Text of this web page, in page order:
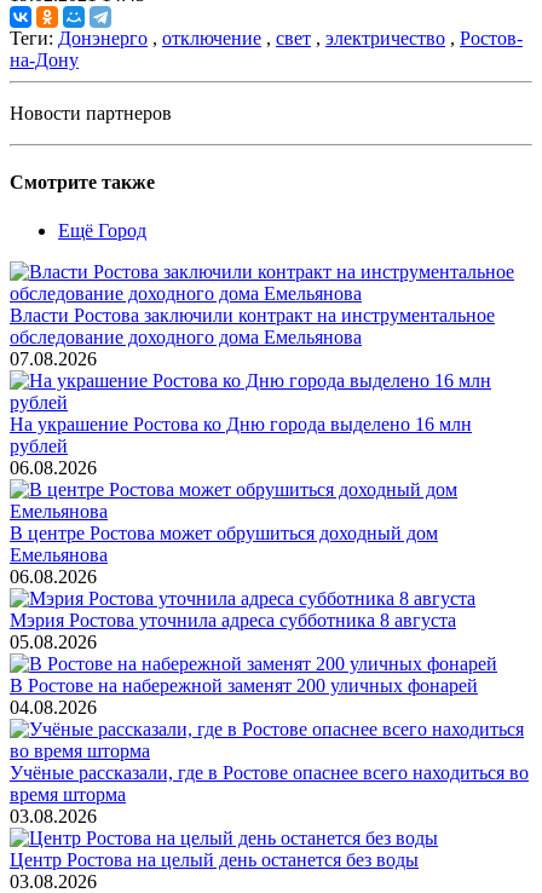
Теги: Донэнерго , отключение , свет , электричество , Ростов-
на-Дону
Новости партнеров
Смотрите также
Ещё Город
Власти Ростова заключили контракт на инструментальное
обследование доходного дома Емельянова
07.08.2026
На украшение Ростова ко Дню города выделено 16 млн
рублей
06.08.2026
В центре Ростова может обрушиться доходный дом
Емельянова
06.08.2026
Мэрия Ростова уточнила адреса субботника 8 августа
05.08.2026
В Ростове на набережной заменят 200 уличных фонарей
04.08.2026
Учёные рассказали, где в Ростове опаснее всего находиться во
время шторма
03.08.2026
Центр Ростова на целый день останется без воды
03.08.2026